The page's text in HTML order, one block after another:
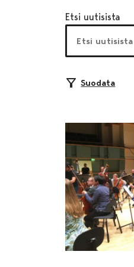
Etsi uutisista
Suodata